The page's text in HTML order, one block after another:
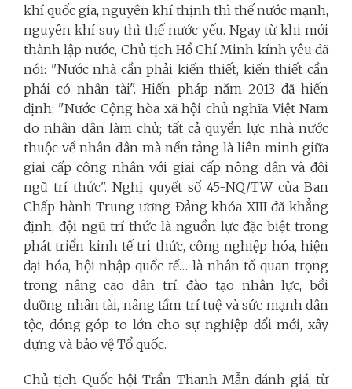
khí quốc gia, nguyên khí thịnh thì thế nước mạnh,
nguyên khí suy thì thế nước yếu. Ngay từ khi mới
thành lập nước, Chủ tịch Hồ Chí Minh kính yêu đã
nói: "Nước nhà cần phải kiến thiết, kiến thiết cần
phải có nhân tài".Hiến pháp năm 2013 đã hiến
định: "Nước Cộng hòa xã hội chủ nghĩa Việt Nam
do nhân dân làm chủ; tất cả quyền lực nhà nước
thuộc về nhân dân mà nền tảng là liên minh giữa
giai cấp công nhân với giai cấp nông dân và đội
ngũ trí thức".Nghị quyết số 45-NQ/TW của Ban
Chấp hành Trung ương Đảng khóa XIII đã khẳng
định, đội ngũ trí thức là nguồn lực đặc biệt trong
phát triển kinh tế tri thức, công nghiệp hóa, hiện
đại hóa, hội nhập quốc tế… là nhân tố quan trọng
trong nâng cao dân trí, đào tạo nhân lực, bồi
dưỡng nhân tài, nâng tầm trí tuệ và sức mạnh dân
tộc, đóng góp to lớn cho sự nghiệp đổi mới, xây
dựng và bảo vệ Tổ quốc.
Chủ tịch Quốc hội Trần Thanh Mẫn đánh giá, từ